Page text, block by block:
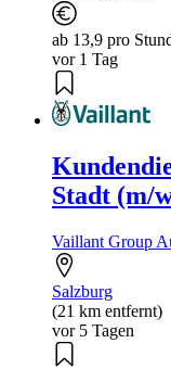
ab 13,9 pro
vor 1 Tag
Stadt (m/
Vaillant Group
Salzburg
(21 km entfernt)
vor 5 Tagen